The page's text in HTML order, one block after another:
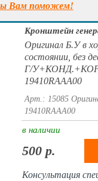
Вам поможем!
Кронштейн
Оригинал Б.У в
состоянии, без
Г/
19410RAAA00
Арт.: 15085
19410RAAA00
в наличии
500 р.
Консультация